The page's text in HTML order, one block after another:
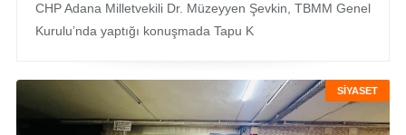
CHP Adana Milletvekili Dr. Müzeyyen Şevkin, TBMM Genel
Kurulu’nda yaptığı konuşmada Tapu K
SİYASET